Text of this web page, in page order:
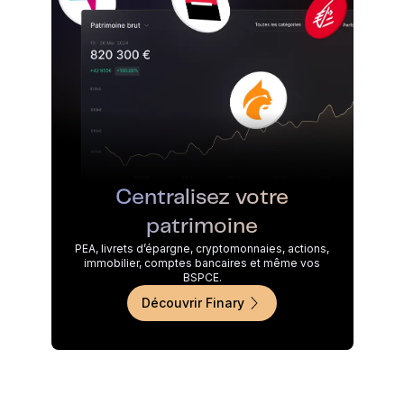
Centralisez votre
patrimoine
PEA, livrets d’épargne, cryptomonnaies, actions,
immobilier, comptes bancaires et même vos
BSPCE.
Découvrir Finary